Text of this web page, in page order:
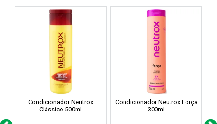
Condicionador Neutrox
Clássico 500ml
Condicionador Neutrox Força
300ml